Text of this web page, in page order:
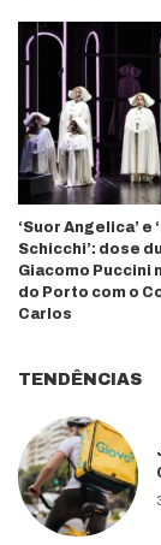
‘Suor Angelica’ e
Schicchi’: dose
Giacomo Puccini
do Porto com o
Carlos
TENDÊNCIAS